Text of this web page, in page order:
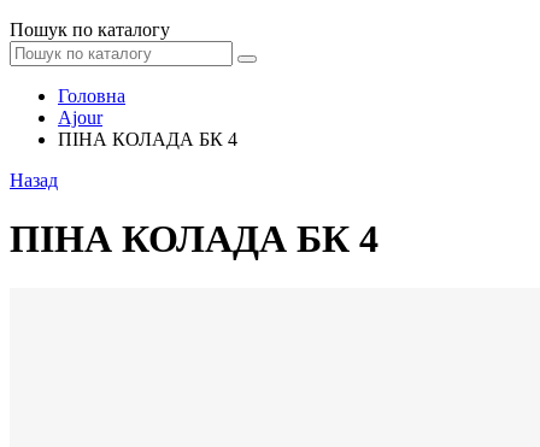
Пошук по каталогу
Головна
Ajour
ПІНА КОЛАДА БК 4
Назад
ПІНА КОЛАДА БК 4